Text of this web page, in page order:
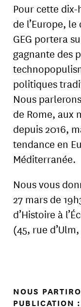
Pour cette
de l’Europe,
GEG portera
gagnante des
politiques
Nous
de Rome, aux
depuis 2016,
tendance en
Méditerranée.
Nous vous
27 mars de
d’Histoire à
(45, rue
NOUS
PUBLICATION :